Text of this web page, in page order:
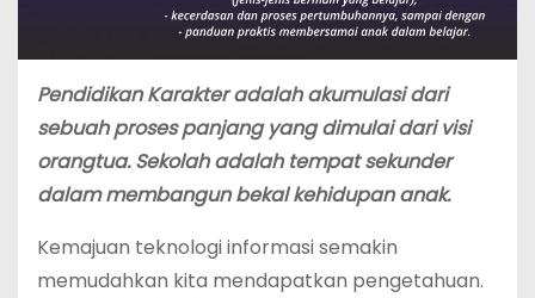
Pendidikan Karakter adalah akumulasi dari
sebuah proses panjang yang dimulai dari visi
orangtua. Sekolah adalah tempat sekunder
dalam membangun bekal kehidupan anak.
Kemajuan teknologi informasi semakin
memudahkan kita mendapatkan pengetahuan.